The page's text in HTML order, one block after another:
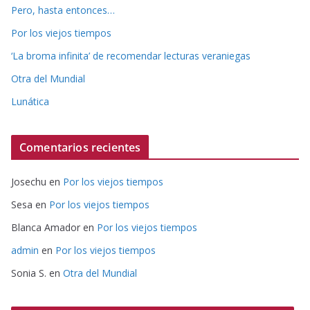
Pero, hasta entonces…
Por los viejos tiempos
‘La broma infinita’ de recomendar lecturas veraniegas
Otra del Mundial
Lunática
Comentarios recientes
Josechu en Por los viejos tiempos
Sesa en Por los viejos tiempos
Blanca Amador en Por los viejos tiempos
admin en Por los viejos tiempos
Sonia S. en Otra del Mundial